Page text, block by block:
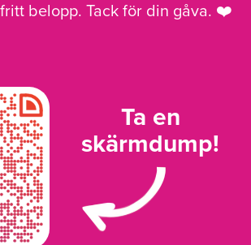
belopp. Tack för din gåva. ❤️
Ta en
skärmdump!